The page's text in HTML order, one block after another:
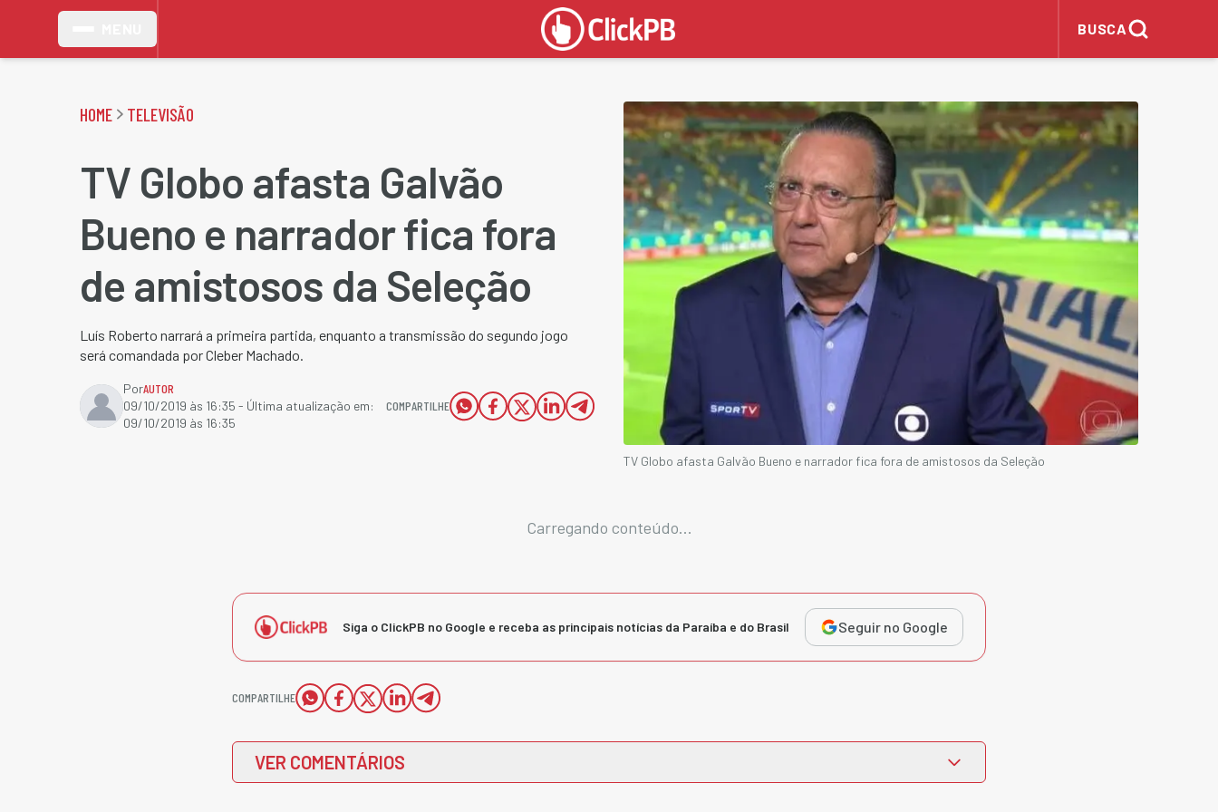
BUSCA
HOME TELEVISÃO
TV Globo afasta Galvão
Bueno e narrador fica fora
de amistosos da Seleção
Luís Roberto narrará a primeira partida, enquanto a transmissão do segundo jogo
será comandada por Cleber Machado.
PorAUTOR
09/10/2019 às 16:35 - Última atualização em:
09/10/2019 às 16:35
COMPARTILHE
TV Globo afasta Galvão Bueno e narrador fica fora de amistosos da Seleção
Carregando conteúdo...
Siga o ClickPB no Google e receba as principais notícias da Paraíba e do Brasil Seguir no Google
COMPARTILHE
VER COMENTÁRIOS